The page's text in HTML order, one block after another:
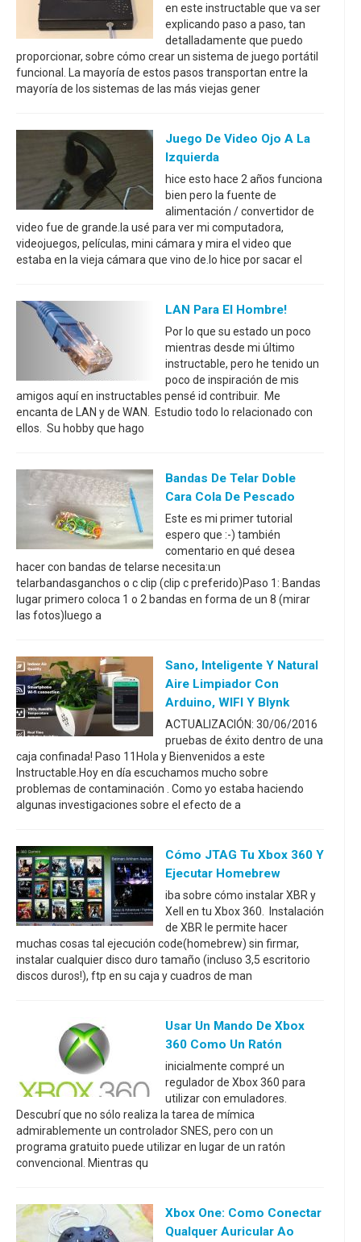
en este instructable que va ser
explicando paso a paso, tan
detalladamente que puedo
proporcionar, sobre cómo crear un sistema de juego portátil
funcional. La mayoría de estos pasos transportan entre la
mayoría de los sistemas de las más viejas gener
Juego De Video Ojo A La
Izquierda
hice esto hace 2 años funciona
bien pero la fuente de
alimentación / convertidor de
video fue de grande.la usé para ver mi computadora,
videojuegos, películas, mini cámara y mira el video que
estaba en la vieja cámara que vino de.lo hice por sacar el
LAN Para El Hombre!
Por lo que su estado un poco
mientras desde mi último
instructable, pero he tenido un
poco de inspiración de mis
amigos aquí en instructables pensé id contribuir. Me
encanta de LAN y de WAN. Estudio todo lo relacionado con
ellos. Su hobby que hago
Bandas De Telar Doble
Cara Cola De Pescado
Este es mi primer tutorial
espero que :-) también
comentario en qué desea
hacer con bandas de telarse necesita:un
telarbandasganchos o c clip (clip c preferido)Paso 1: Bandas
lugar primero coloca 1 o 2 bandas en forma de un 8 (mirar
las fotos)luego a
Sano, Inteligente Y Natural
Aire Limpiador Con
Arduino, WIFI Y Blynk
ACTUALIZACIÓN: 30/06/2016
pruebas de éxito dentro de una
caja confinada! Paso 11Hola y Bienvenidos a este
Instructable.Hoy en día escuchamos mucho sobre
problemas de contaminación . Como yo estaba haciendo
algunas investigaciones sobre el efecto de a
Cómo JTAG Tu Xbox 360 Y
Ejecutar Homebrew
iba sobre cómo instalar XBR y
Xell en tu Xbox 360. Instalación
de XBR le permite hacer
muchas cosas tal ejecución code(homebrew) sin firmar,
instalar cualquier disco duro tamaño (incluso 3,5 escritorio
discos duros!), ftp en su caja y cuadros de man
Usar Un Mando De Xbox
360 Como Un Ratón
inicialmente compré un
regulador de Xbox 360 para
utilizar con emuladores.
Descubrí que no sólo realiza la tarea de mímica
admirablemente un controlador SNES, pero con un
programa gratuito puede utilizar en lugar de un ratón
convencional. Mientras qu
Xbox One: Como Conectar
Qualquer Auricular Ao